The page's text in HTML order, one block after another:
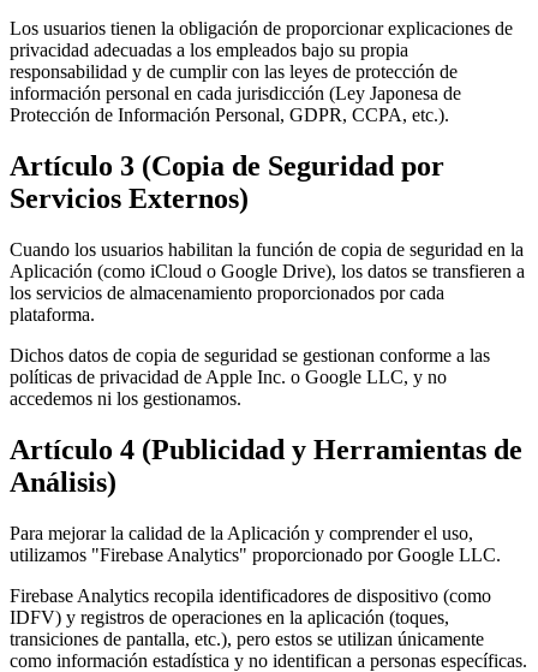
Los usuarios tienen la obligación de proporcionar explicaciones de
privacidad adecuadas a los empleados bajo su propia
responsabilidad y de cumplir con las leyes de protección de
información personal en cada jurisdicción (Ley Japonesa de
Protección de Información Personal, GDPR, CCPA, etc.).
Artículo 3 (Copia de Seguridad por
Servicios Externos)
Cuando los usuarios habilitan la función de copia de seguridad en la
Aplicación (como iCloud o Google Drive), los datos se transfieren a
los servicios de almacenamiento proporcionados por cada
plataforma.
Dichos datos de copia de seguridad se gestionan conforme a las
políticas de privacidad de Apple Inc. o Google LLC, y no
accedemos ni los gestionamos.
Artículo 4 (Publicidad y Herramientas de
Análisis)
Para mejorar la calidad de la Aplicación y comprender el uso,
utilizamos "Firebase Analytics" proporcionado por Google LLC.
Firebase Analytics recopila identificadores de dispositivo (como
IDFV) y registros de operaciones en la aplicación (toques,
transiciones de pantalla, etc.), pero estos se utilizan únicamente
como información estadística y no identifican a personas específicas.